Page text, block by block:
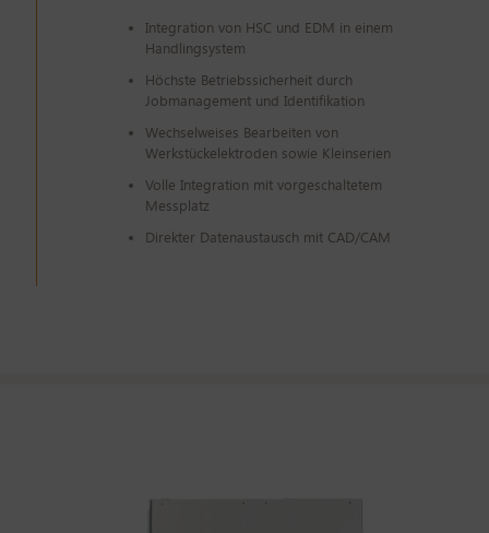
Integration von HSC und EDM in einem
Handlingsystem
Höchste Betriebssicherheit durch
Jobmanagement und Identifikation
Wechselweises Bearbeiten von
Werkstückelektroden sowie Kleinserien
Volle Integration mit vorgeschaltetem
Messplatz
Direkter Datenaustausch mit CAD/CAM